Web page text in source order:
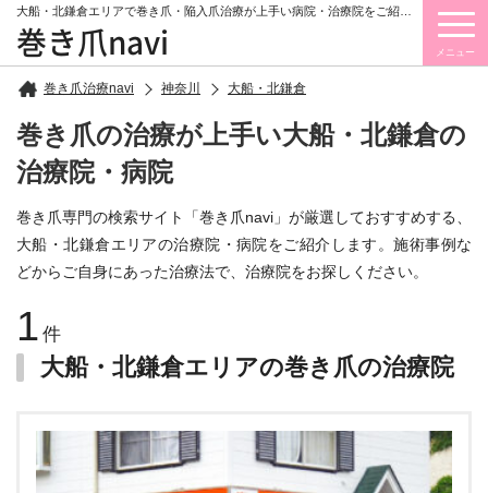
巻き爪navi
巻き爪治療navi 神奈川 大船・北鎌倉
巻き爪の治療が上手い大船・北鎌倉の
治療院・病院
巻き爪専門の検索サイト「巻き爪navi」が厳選しておすすめする、
大船・北鎌倉エリアの治療院・病院をご紹介します。施術事例な
どからご自身にあった治療法で、治療院をお探しください。
1 件
大船・北鎌倉エリアの巻き爪の治療院
メニュー